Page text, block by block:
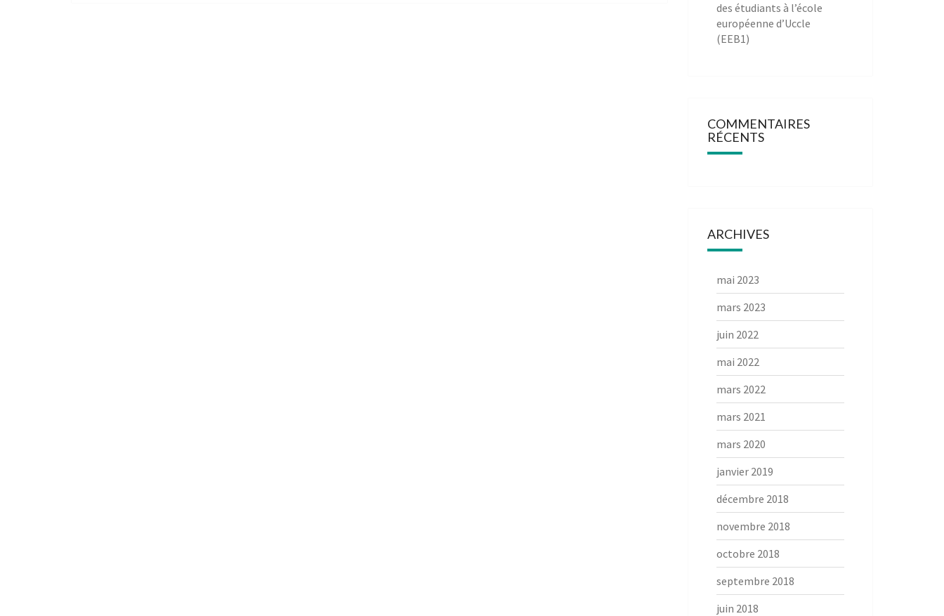
des étudiants à l’école
européenne d’Uccle
(EEB1)
COMMENTAIRES
RÉCENTS
ARCHIVES
mai 2023
mars 2023
juin 2022
mai 2022
mars 2022
mars 2021
mars 2020
janvier 2019
décembre 2018
novembre 2018
octobre 2018
septembre 2018
juin 2018